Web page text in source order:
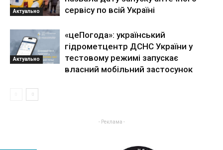
Актуально
сервісу по всій Україні
Актуально
«цеПогода»: український
гідрометцентр ДСНС України у
тестовому режимі запускає
власний мобільний застосунок
- Реклама -